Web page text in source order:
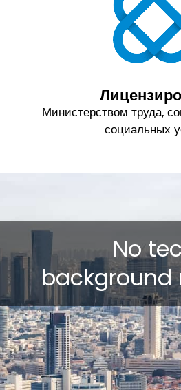
Министерством труда,
социальных
No
background